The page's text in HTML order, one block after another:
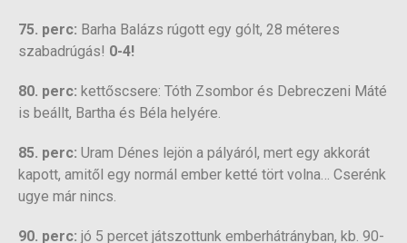
75. perc: Barha Balázs rúgott egy gólt, 28 méteres
szabadrúgás! 0-4!
80. perc: kettőscsere: Tóth Zsombor és Debreczeni Máté
is beállt, Bartha és Béla helyére.
85. perc: Uram Dénes lejön a pályáról, mert egy akkorát
kapott, amitől egy normál ember ketté tört volna… Cserénk
ugye már nincs.
90. perc: jó 5 percet játszottunk emberhátrányban, kb. 90-